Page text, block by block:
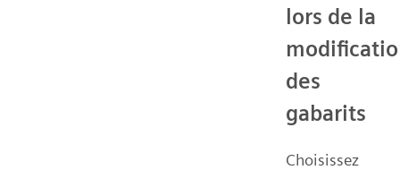
lors de la
des
gabarits
Choisissez